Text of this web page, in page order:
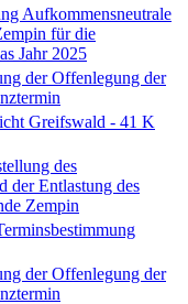
Aufkommensneutrale
für die
Jahr 2025
der Offenlegung der
Greifswald - 41 K
des
der Entlastung des
Zempin
der Offenlegung der